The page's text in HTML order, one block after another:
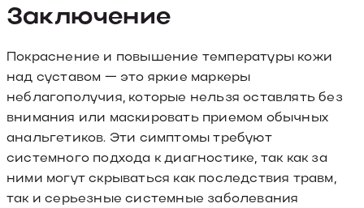
Заключение
Покраснение и повышение температуры кожи
над суставом — это яркие маркеры
неблагополучия, которые нельзя оставлять без
внимания или маскировать приемом обычных
анальгетиков. Эти симптомы требуют
системного подхода к диагностике, так как за
ними могут скрываться как последствия травм,
так и серьезные системные заболевания